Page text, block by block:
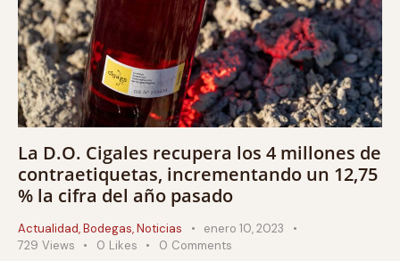
La D.O. Cigales recupera los 4 millones de
contraetiquetas, incrementando un 12,75
% la cifra del año pasado
Actualidad,Bodegas,Noticias
enero 10, 2023
729 Views 0 Likes 0 Comments